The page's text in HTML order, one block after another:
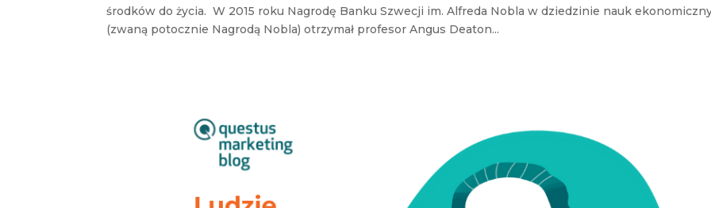
środków do życia. W 2015 roku Nagrodę Banku Szwecji im. Alfreda Nobla w dziedzinie nauk
(zwaną potocznie Nagrodą Nobla) otrzymał profesor Angus Deaton...